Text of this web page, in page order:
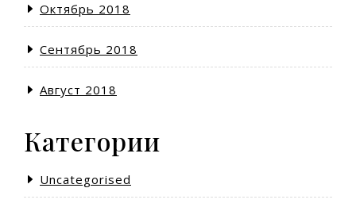
Октябрь 2018
Сентябрь 2018
Август 2018
Категории
Uncategorised